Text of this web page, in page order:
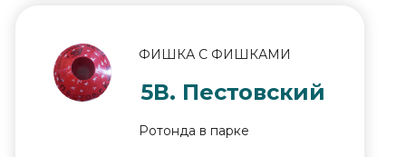
ФИШКА С ФИШКАМИ
5В. Пестовский
Ротонда в парке